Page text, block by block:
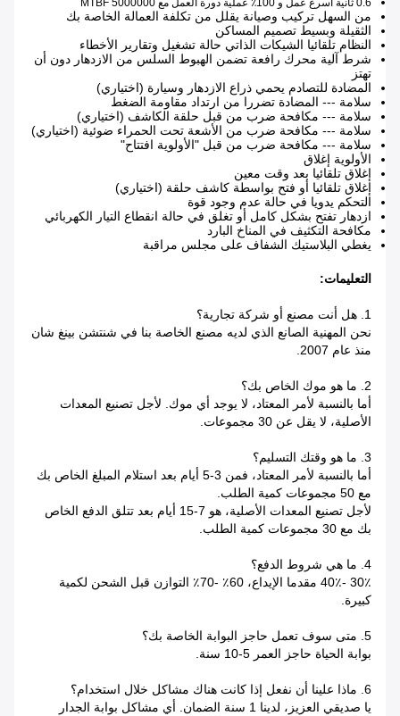
0.6 ثانية أسرع عمل و 100٪ عملية دورة العمل مع 5000000 MTBF
من السهل تركيب وصيانة يقلل من تكلفة العمالة الخاصة بك
الثقيلة وبسيط تصميم المساكن
النظام تلقائيا الشيكات الذاتي حالة تشغيل وتقارير الأخطاء
شرط آلية محرك رافعة تضمن الهبوط السلس من الازدهار دون أن
تهتز
المضادة للتصادم يحمي ذراع الازدهار وسيارة (اختياري)
سلامة --- المضادة تضررا من ارتداد مقاومة الضغط
سلامة --- مكافحة ضرب من قبل حلقة الكاشف (اختياري)
سلامة --- مكافحة ضرب من الأشعة تحت الحمراء ضوئية (اختياري)
سلامة --- مكافحة ضرب من قبل "الأولوية افتتاح"
الأولوية إغلاق
إغلاق تلقائيا بعد وقت معين
إغلاق تلقائيا أو فتح بواسطة كاشف حلقة (اختياري)
التحكم يدويا في حالة عدم وجود قوة
ازدهار تفتح بشكل كامل أو تغلق في حالة انقطاع التيار الكهربائي
مكافحة التكثيف في المناخ البارد
يغطي البلاستيك الشفاف على مجلس مراقبة
التعليمات:
1. هل أنت مصنع أو شركة تجارية؟
نحن المهنية الصانع الذي لديه مصنع الخاصة بنا في شنتشن بينغ شان
منذ عام 2007.
2. ما هو موك الخاص بك؟
أما بالنسبة لأمر المعتاد، لا يوجد أي موك. لأجل تصنيع المعدات
الأصلية، لا يقل عن 30 مجموعات.
3. ما هو وقتك التسليم؟
أما بالنسبة لأمر المعتاد، فمن 3-5 أيام بعد استلام المبلغ الخاص بك
مع 50 مجموعات كمية الطلب.
لأجل تصنيع المعدات الأصلية، هو 7-15 أيام بعد تتلق الدفع الخاص
بك مع 30 مجموعات كمية الطلب.
4. ما هي شروط الدفع؟
30٪ -40٪ مقدما الإيداع، 60٪ -70٪ التوازن قبل الشحن لكمية
كبيرة.
5. متى سوف تعمل حاجز البوابة الخاصة بك؟
بوابة الحياة حاجز العمر 5-10 سنة.
6. ماذا علينا أن نفعل إذا كانت هناك مشاكل خلال استخدام؟
يا صديقي العزيز، لدينا 1 سنة الضمان.
أي مشاكل بوابة الجدار